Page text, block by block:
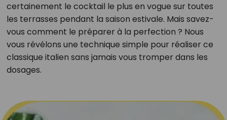
certainement le cocktail le plus en vogue sur toutes
les terrasses pendant la saison estivale. Mais savez-
vous comment le préparer à la perfection ? Nous
vous révélons une technique simple pour réaliser ce
classique italien sans jamais vous tromper dans les
dosages.